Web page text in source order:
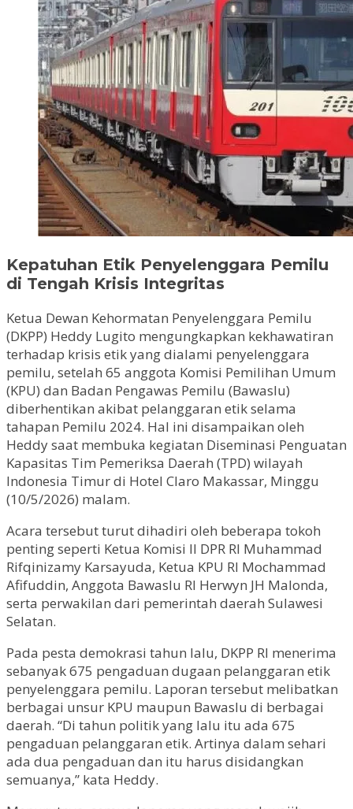
Kepatuhan Etik Penyelenggara Pemilu
di Tengah Krisis Integritas
Ketua Dewan Kehormatan Penyelenggara Pemilu
(DKPP) Heddy Lugito mengungkapkan kekhawatiran
terhadap krisis etik yang dialami penyelenggara
pemilu, setelah 65 anggota Komisi Pemilihan Umum
(KPU) dan Badan Pengawas Pemilu (Bawaslu)
diberhentikan akibat pelanggaran etik selama
tahapan Pemilu 2024. Hal ini disampaikan oleh
Heddy saat membuka kegiatan Diseminasi Penguatan
Kapasitas Tim Pemeriksa Daerah (TPD) wilayah
Indonesia Timur di Hotel Claro Makassar, Minggu
(10/5/2026) malam.
Acara tersebut turut dihadiri oleh beberapa tokoh
penting seperti Ketua Komisi II DPR RI Muhammad
Rifqinizamy Karsayuda, Ketua KPU RI Mochammad
Afifuddin, Anggota Bawaslu RI Herwyn JH Malonda,
serta perwakilan dari pemerintah daerah Sulawesi
Selatan.
Pada pesta demokrasi tahun lalu, DKPP RI menerima
sebanyak 675 pengaduan dugaan pelanggaran etik
penyelenggara pemilu. Laporan tersebut melibatkan
berbagai unsur KPU maupun Bawaslu di berbagai
daerah. “Di tahun politik yang lalu itu ada 675
pengaduan pelanggaran etik. Artinya dalam sehari
ada dua pengaduan dan itu harus disidangkan
semuanya,” kata Heddy.